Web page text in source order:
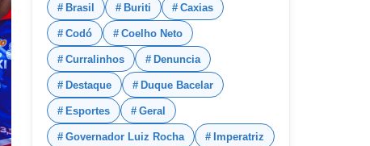
Brasil Buriti Caxias
Codó Coelho Neto
Curralinhos Denuncia
Destaque Duque Bacelar
Esportes Geral
Governador Luiz Rocha Imperatriz